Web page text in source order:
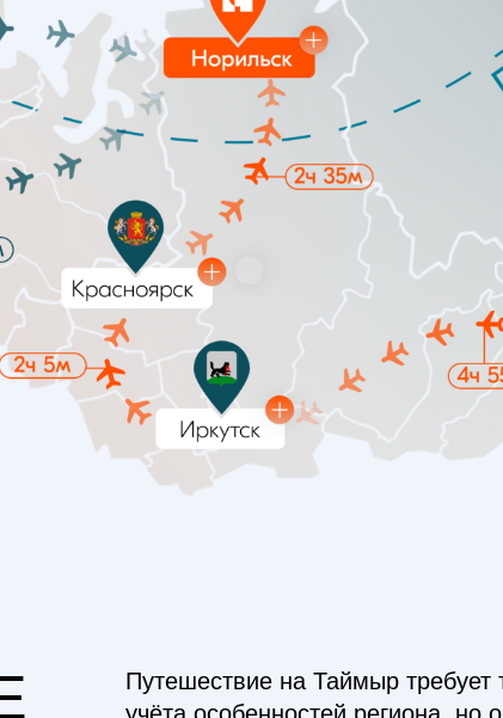
Путешествие на Таймыр требует
учёта особенностей региона, но